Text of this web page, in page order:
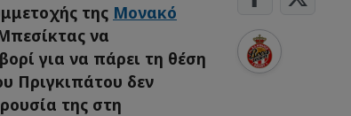
της Μονακό
να
για να πάρει τη θέση
Πριγκιπάτου δεν
της στη